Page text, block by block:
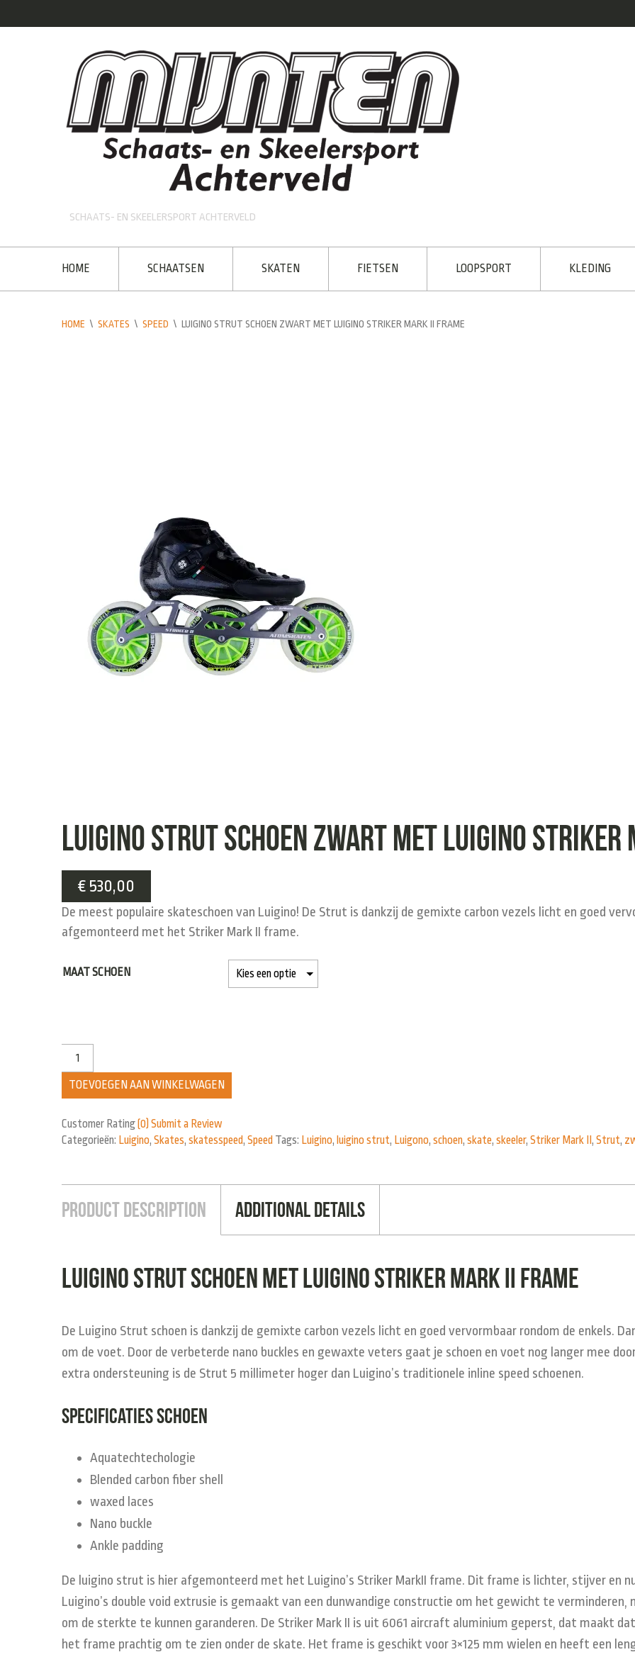
SCHAATS- EN SKEELERSPORT ACHTERVELD
HOME SCHAATSEN SKATEN FIETSEN LOOPSPORT KLEDING
HOME \ SKATES \ SPEED \ LUIGINO STRUT SCHOEN ZWART MET LUIGINO STRIKER MARK II FRAME
Luigino Strut schoen zwart met Luigino Striker
€ 530,00
De meest populaire skateschoen van Luigino! De Strut is dankzij de gemixte carbon vezels licht en goed
afgemonteerd met het Striker Mark II frame.
MAAT SCHOEN
TOEVOEGEN AAN WINKELWAGEN
Customer Rating (0) Submit a Review
Categorieën: Luigino, Skates, skatesspeed, Speed Tags: Luigino, luigino strut, Luigono, schoen, skate, skeeler, Striker Mark II , Strut,
Product Description Additional Details
Luigino Strut schoen met Luigino Striker mark II frame
De Luigino Strut schoen is dankzij de gemixte carbon vezels licht en goed vervormbaar rondom de enkels.
om de voet. Door de verbeterde nano buckles en gewaxte veters gaat je schoen en voet nog langer mee
extra ondersteuning is de Strut 5 millimeter hoger dan Luigino’s traditionele inline speed schoenen.
Specificaties schoen
Aquatechtechologie
Blended carbon fiber shell
waxed laces
Nano buckle
Ankle padding
De luigino strut is hier afgemonteerd met het Luigino’s Striker MarkII frame. Dit frame is lichter, stijver en
Luigino’s double void extrusie is gemaakt van een dunwandige constructie om het gewicht te
om de sterkte te kunnen garanderen. De Striker Mark II is uit 6061 aircraft aluminium geperst, dat maakt
het frame prachtig om te zien onder de skate. Het frame is geschikt voor 3×125 mm wielen en heeft een